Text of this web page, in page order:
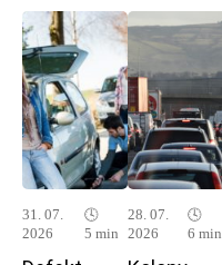
31. 07.
2026
🕓
5 min
28. 07.
2026
🕓
6 min